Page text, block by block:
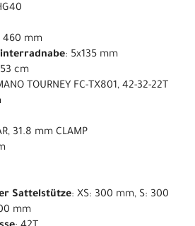
460 mm
: 5x135 mm
cm
TOURNEY FC-TX801, 42-32-22T
31.8 mm CLAMP
Sattelstütze: XS: 300 mm, S: 300
mm